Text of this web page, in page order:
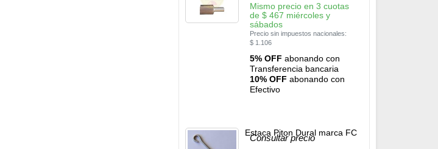
Mismo precio en 3 cuotas
de $467 miércoles y
sábados
Precio sin impuestos nacionales:
$1.106
5% OFF abonando con
Transferencia bancaria
10% OFF abonando con
Efectivo
Estaca Piton Dural marca FC
Consultar precio